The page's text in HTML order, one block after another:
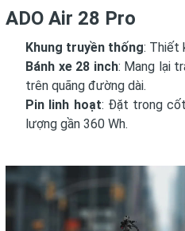
ADO Air 28 Pro
Khung truyền thống: Thiết
Bánh xe 28 inch: Mang lại
trên quãng đường dài.
Pin linh hoạt: Đặt trong
lượng gần 360 Wh.